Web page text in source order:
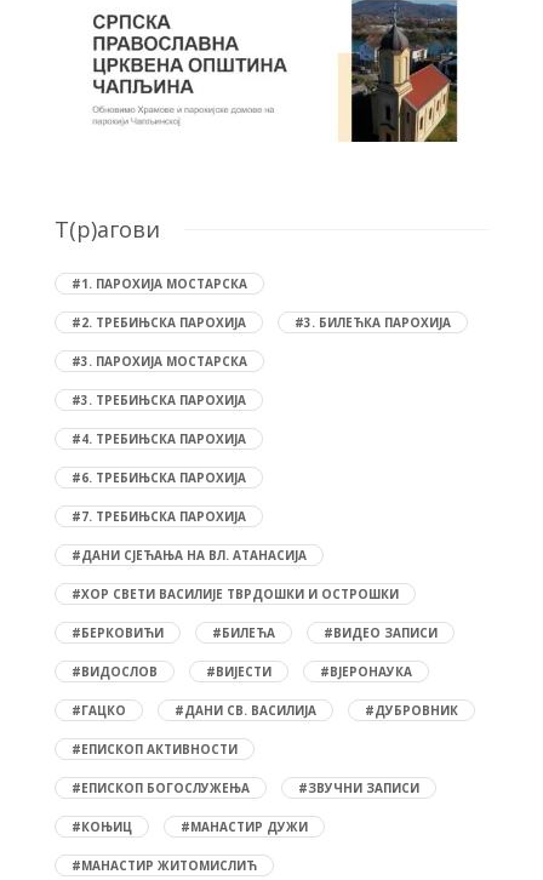
T(р)агови
#1. ПАРОХИЈА МОСТАРСКА
#2. ТРЕБИЊСКА ПАРОХИЈА #3. БИЛЕЋКА ПАРОХИЈА
#3. ПАРОХИЈА МОСТАРСКА
#3. ТРЕБИЊСКА ПАРОХИЈА
#4. ТРЕБИЊСКА ПАРОХИЈА
#6. ТРЕБИЊСКА ПАРОХИЈА
#7. ТРЕБИЊСКА ПАРОХИЈА
#ДАНИ СЈЕЋАЊА НА ВЛ. АТАНАСИЈА
#ХОР СВЕТИ ВАСИЛИЈЕ ТВРДОШКИ И ОСТРОШКИ
#БЕРКОВИЋИ #БИЛЕЋА #ВИДЕО ЗАПИСИ
#ВИДОСЛОВ #ВИЈЕСТИ #ВЈЕРОНАУКА
#ГАЦКО #ДАНИ СВ. ВАСИЛИЈА #ДУБРОВНИК
#ЕПИСКОП АКТИВНОСТИ
#ЕПИСКОП БОГОСЛУЖЕЊА #ЗВУЧНИ ЗАПИСИ
#КОЊИЦ #МАНАСТИР ДУЖИ
#МАНАСТИР ЖИТОМИСЛИЋ